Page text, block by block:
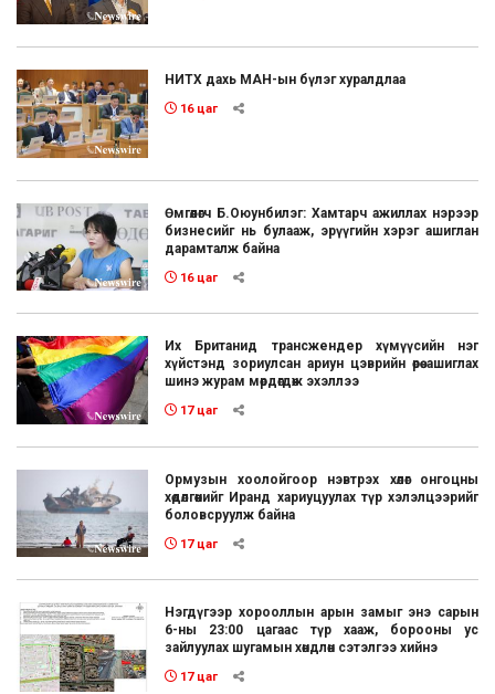
НИТХ дахь МАН-ын бүлэг хуралдлаа
16 цаг
Өмгөөлөгч Б.Оюунбилэг: Хамтарч ажиллах нэрээр
бизнесийг нь булааж, эрүүгийн хэрэг ашиглан
дарамталж байна
16 цаг
Их Британид трансжендер хүмүүсийн нэг
хүйстэнд зориулсан ариун цэврийн өрөө ашиглах
шинэ журам мөрдөгдөж эхэллээ
17 цаг
Ормузын хоолойгоор нэвтрэх хөлөг онгоцны
хөдөлгөөнийг Иранд хариуцуулах түр хэлэлцээрийг
боловсруулж байна
17 цаг
Нэгдүгээр хорооллын арын замыг энэ сарын
6-ны 23:00 цагаас түр хааж, борооны ус
зайлуулах шугамын хөндлөн сэтэлгээ хийнэ
17 цаг